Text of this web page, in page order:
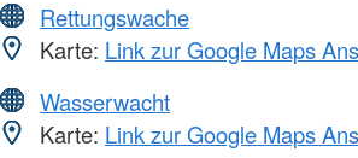
Rettungswache
Karte: Link zur Google Maps
Wasserwacht
Karte: Link zur Google Maps